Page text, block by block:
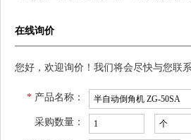
在线询价
您好，欢迎询价！我们将会尽快与您联
* 产品名称：
采购数量：